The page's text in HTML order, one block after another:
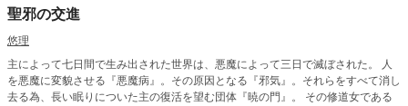
聖邪の交進
悠理
主によって七日間で生み出された世界は、悪魔によって三日で滅ぼされた。 人
を悪魔に変貌させる『悪魔病』。その原因となる『邪気』。それらをすべて消し
去る為、長い眠りについた主の復活を望む団体『暁の門』。 その修道女である